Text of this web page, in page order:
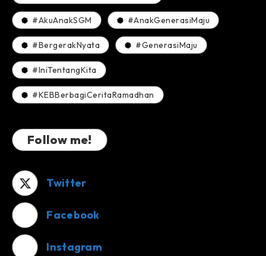
#AkuAnakSGM #AnakGenerasiMaju
#BergerakNyata #GenerasiMaju
#IniTentangKita
#KEBBerbagiCeritaRamadhan
Follow me!
Twitter
Facebook
Instagram